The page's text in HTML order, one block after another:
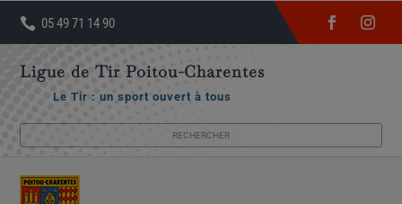
 05 49 71 14 90
Ligue de Tir Poitou-Charentes
Le Tir : un sport ouvert à tous